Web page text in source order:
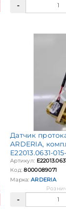
Датчик
ARDERIA,
E22013.0631-
Артикул:
Код:8000089071
Марка: ARDERIA